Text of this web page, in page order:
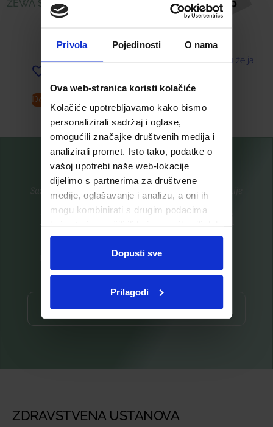
Privola Pojedinosti O nama
Ova web-stranica koristi kolačiće
Kolačiće upotrebljavamo kako bismo
personalizirali sadržaj i oglase,
omogućili značajke društvenih medija i
analizirali promet. Isto tako, podatke o
vašoj upotrebi naše web-lokacije
dijelimo s partnerima za društvene
medije, oglašavanje i analizu, a oni ih
mogu kombinirati s drugim podacima
ste upotrebljavali njihove usluge.
Dopusti sve
Prilagodi
ZEWA SOFTIS – MENTHOL
BREEZE
0,49€
Dodaj u košaricu
10,62€
Dodaj u listu želja
Saznajte prvi za nove proizvode i ekskluzivne promocije
Prijavite se na listu za novosti
Prijava ⟶
ZDRAVSTVENA USTANOVA